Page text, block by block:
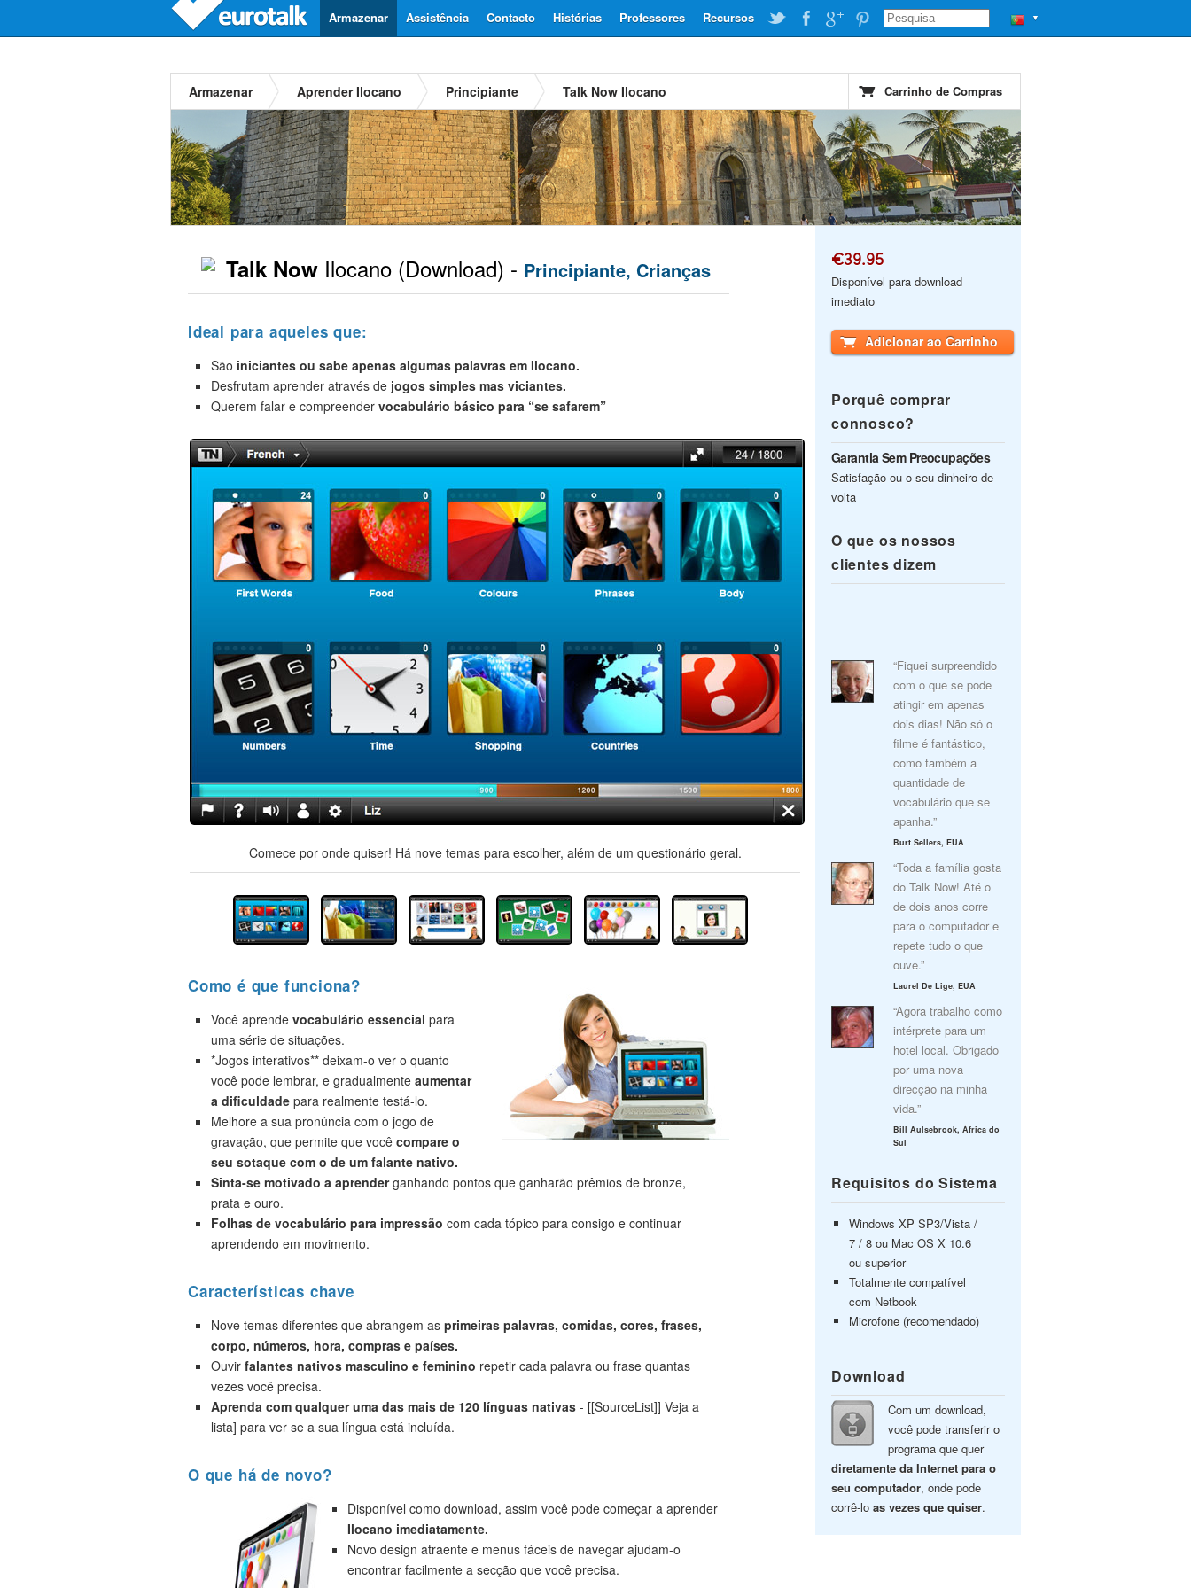
▼
Recursos
Professores
Histórias
Contacto
Assistência
Armazenar
Armazenar Aprender Ilocano Principiante Talk Now Ilocano Carrinho de Compras
Talk Now Ilocano (Download) - Principiante, Crianças
Ideal para aqueles que:
São iniciantes ou sabe apenas algumas palavras em Ilocano.
Desfrutam aprender através de jogos simples mas viciantes.
Querem falar e compreender vocabulário básico para “se safarem”
Comece por onde quiser! Há nove temas para escolher, além de um questionário geral.
Como é que funciona?
Você aprende vocabulário essencial para
uma série de situações.
*Jogos interativos** deixam-o ver o quanto
você pode lembrar, e gradualmente aumentar
a dificuldade para realmente testá-lo.
Melhore a sua pronúncia com o jogo de
gravação, que permite que você compare o
seu sotaque com o de um falante nativo.
Sinta-se motivado a aprenderganhando pontos que ganharão prêmios de bronze,
prata e ouro.
Folhas de vocabulário para impressão com cada tópico para consigo e continuar
aprendendo em movimento.
Características chave
Nove temas diferentes que abrangem as primeiras palavras, comidas, cores, frases,
corpo, números, hora, compras e países.
Ouvir falantes nativos masculino e feminino repetir cada palavra ou frase quantas
vezes você precisa.
Aprenda com qualquer uma das mais de 120 línguas nativas - [[SourceList]] Veja a
lista] para ver se a sua língua está incluída.
O que há de novo?
Disponível como download, assim você pode começar a aprender
Ilocano imediatamente.
Novo design atraente e menus fáceis de navegar ajudam-o
encontrar facilmente a secção que você precisa.
€39.95
Disponível para download
imediato
Adicionar ao Carrinho
Porquê comprar
connosco?
Garantia Sem Preocupações
Satisfação ou o seu dinheiro de
volta
O que os nossos
clientes dizem
“Fiquei surpreendido
com o que se pode
atingir em apenas
dois dias! Não só o
filme é fantástico,
como também a
quantidade de
vocabulário que se
apanha.”
Burt Sellers, EUA
“Toda a família gosta
do Talk Now! Até o
de dois anos corre
para o computador e
repete tudo o que
ouve.”
Laurel De Lige, EUA
“Agora trabalho como
intérprete para um
hotel local. Obrigado
por uma nova
direcção na minha
vida.”
Bill Aulsebrook, África do
Sul
Requisitos do Sistema
Windows XP SP3/Vista /
7 / 8 ou Mac OS X 10.6
ou superior
Totalmente compatível
com Netbook
Microfone (recomendado)
Download
Com um download,
você pode transferir o
programa que quer
diretamente da Internet para o
seu computador, onde pode
corrê-lo as vezes que quiser.